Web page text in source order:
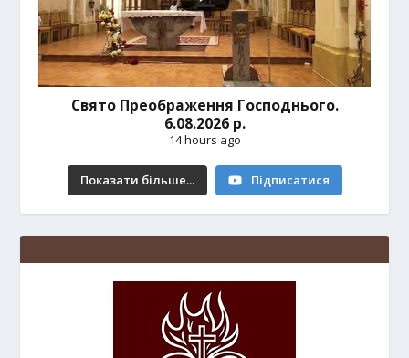
Свято Преображення Господнього.
6.08.2026 р.
14 hours ago
Показати більше... Підписатися